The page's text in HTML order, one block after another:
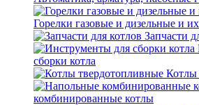
Горелки газовые и дизельные и
Запчасти
сборки котла
Котлы
комбинированные котлы